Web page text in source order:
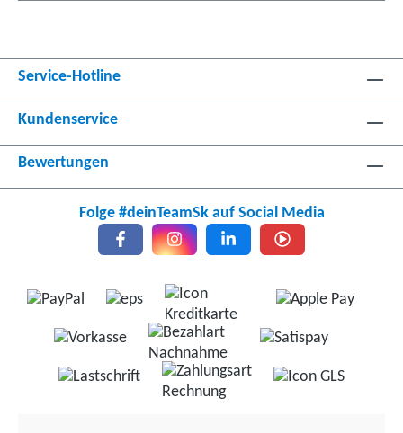
Service-Hotline
Kundenservice
Bewertungen
Folge #deinTeamSk auf Social Media